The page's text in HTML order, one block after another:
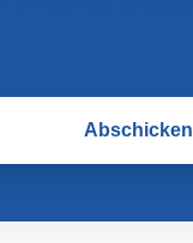
Abschicken